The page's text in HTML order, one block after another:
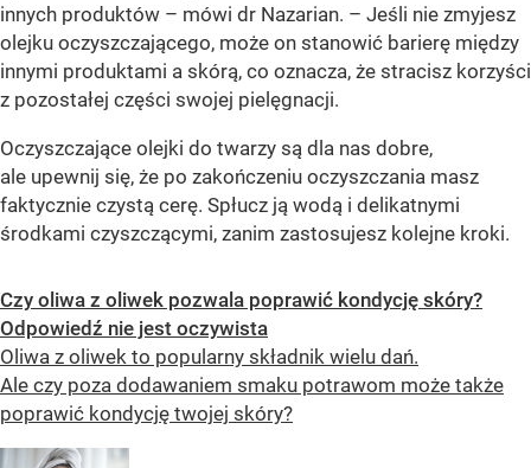
innych produktów – mówi dr Nazarian. – Jeśli nie zmyjesz
olejku oczyszczającego, może on stanowić barierę między
innymi produktami a skórą, co oznacza, że stracisz korzyści
z pozostałej części swojej pielęgnacji.
Oczyszczające olejki do twarzy są dla nas dobre,
ale upewnij się, że po zakończeniu oczyszczania masz
faktycznie czystą cerę. Spłucz ją wodą i delikatnymi
środkami czyszczącymi, zanim zastosujesz kolejne kroki.
Czy oliwa z oliwek pozwala poprawić kondycję skóry?
Odpowiedź nie jest oczywista
Oliwa z oliwek to popularny składnik wielu dań.
Ale czy poza dodawaniem smaku potrawom może także
poprawić kondycję twojej skóry?